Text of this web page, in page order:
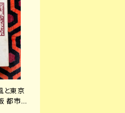
と東京
都市出